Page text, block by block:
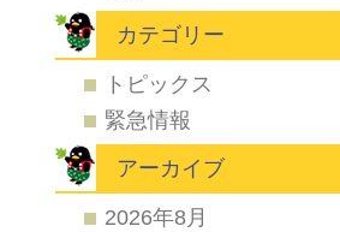
カテゴリー
トピックス
緊急情報
アーカイブ
2026年8月